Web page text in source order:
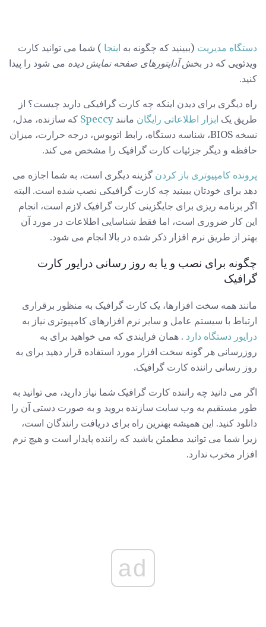
دستگاه مدیریت (ببینید که چگونه به اینجا ) شما می توانید کارت
ویدئویی که در بخشآداپتورهای صفحه نمایش دیده می شود را پیدا
کنید.
راه دیگری برای دیدن اینکه چه کارت گرافیکی دارید چیست؟ از
طریق یک ابزار اطلاعاتی رایگان مانند Speccy که سازنده، مدل،
نسخه BIOS، شناسه دستگاه، رابط اتوبوس، درجه حرارت، میزان
حافظه و دیگر جزئیات کارت گرافیک را مشخص می کند.
پرونده کامپیوتری باز کردن گزینه دیگری است، به شما اجازه می
دهد برای خودتان ببینید چه کارت گرافیکی نصب شده است. البته
اگر برنامه ریزی برای جایگزینی کارت گرافیک لازم است، انجام
این کار ضروری است، اما فقط شناسایی اطلاعات در مورد آن
بهتر از طریق نرم افزار ذکر شده در بالا انجام می شود.
چگونه برای نصب و یا به روز رسانی درایور کارت
گرافیک
مانند همه سخت افزارها، یک کارت گرافیک به منظور برقراری
ارتباط با سیستم عامل و سایر نرم افزارهای کامپیوتری نیاز به
درایور دستگاه دارد . همان فرایندی که می خواهید برای به
روزرسانی هر گونه سخت افزار مورد استفاده قرار دهید برای به
روز رسانی راننده کارت گرافیک.
اگر می دانید چه راننده کارت گرافیک شما نیاز دارید، می توانید به
طور مستقیم به وب سایت سازنده بروید و به صورت دستی آن را
دانلود کنید. این همیشه بهترین راه برای دریافت رانندگان است،
زیرا شما می توانید مطمئن باشید که راننده پایدار است و هیچ نرم
افزار مخرب ندارد.
ad